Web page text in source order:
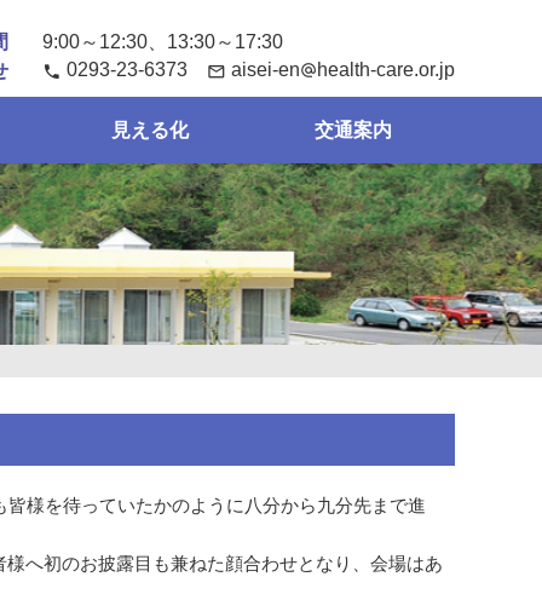
9:00～12:30、13:30～17:30
phone 0293-23-6373 mail_outline aisei-enalternate_email health-care or jp
見える化 交通案内
様を待っていたかのように八分から九分先まで進
へ初のお披露目も兼ねた顔合わせとなり、会場はあ